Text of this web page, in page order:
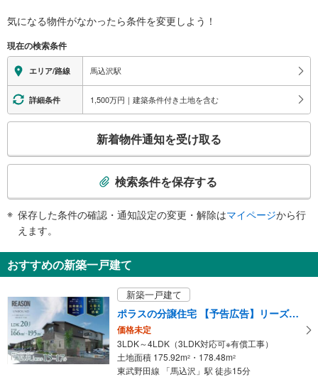
※段差なしでの移動経路
地上⇔改札⇔ホーム：○
エレベータ
・各ホーム⇔改札
・改札⇔東口
トイレ
スロープ
・点字テープ（券売機・手すり等）
・ＡＥＤ
気になる物件がなかったら条件を変更しよう！
現在の検索条件
エリア/路線 馬込沢駅
詳細条件 1,500万円｜建築条件付き土地を含む
検
知
を
け
取
る
・
条
新着物件通知を受け取る
検索条件を保存する
保存した条件の確認・通知設定の変更・解除はマイページから行
えます。
おすすめの新築一戸建て
新築一戸建て
ポラスの分譲住宅 【予告広告】リーズン船橋・馬込沢アンバウンド
価格未定
3LDK～4LDK（3LDK対応可※有償工事）
土地面積 175.92m2 ・178.48m2
東武野田線 「馬込沢」駅 徒歩15分